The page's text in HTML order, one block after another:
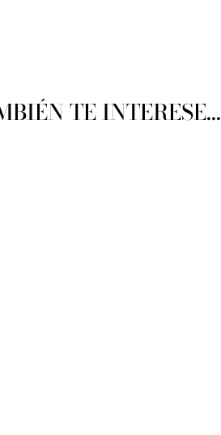
TE INTERESE...